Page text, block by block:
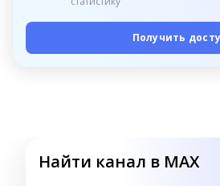
Получить
Найти канал в MAX